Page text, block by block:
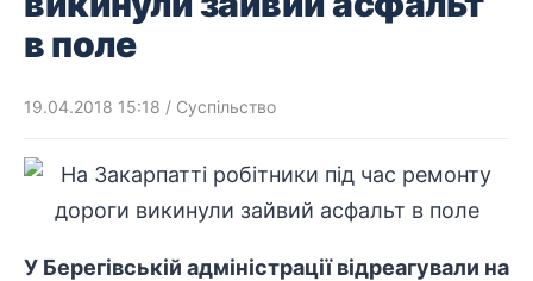
в поле
19.04.2018 15:18 / Суспільство
У Берегівській адміністрації відреагували на